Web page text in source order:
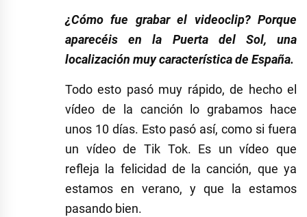
¿Cómo fue grabar el videoclip? Porque
aparecéis en la Puerta del Sol, una
localización muy característica de España.
Todo esto pasó muy rápido, de hecho el
vídeo de la canción lo grabamos hace
unos 10 días. Esto pasó así, como si fuera
un vídeo de Tik Tok. Es un vídeo que
refleja la felicidad de la canción, que ya
estamos en verano, y que la estamos
pasando bien.